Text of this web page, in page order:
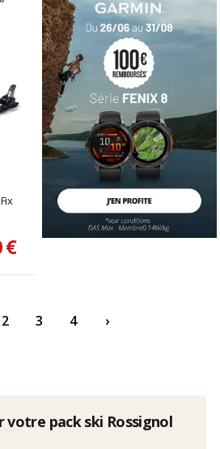
€
2 3 4 ›
votre pack ski Rossignol